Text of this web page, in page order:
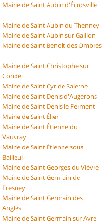
Mairie de Saint Aubin d'Écrosville
Mairie de Saint Aubin du Thenney
Mairie de Saint Aubin sur Gaillon
Mairie de Saint Benoît des Ombres
Mairie de Saint Christophe sur
Condé
Mairie de Saint Cyr de Salerne
Mairie de Saint Denis d'Augerons
Mairie de Saint Denis le Ferment
Mairie de Saint Élier
Mairie de Saint Étienne du
Vauvray
Mairie de Saint Étienne sous
Bailleul
Mairie de Saint Georges du Vièvre
Mairie de Saint Germain de
Fresney
Mairie de Saint Germain des
Angles
Mairie de Saint Germain sur Avre